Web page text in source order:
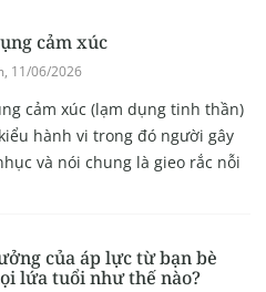
cảm xúc
11/06/2026
cảm xúc (lạm dụng tinh thần)
hành vi trong đó người gây
và nói chung là gieo rắc nỗi
của áp lực từ bạn bè
lứa tuổi như thế nào?